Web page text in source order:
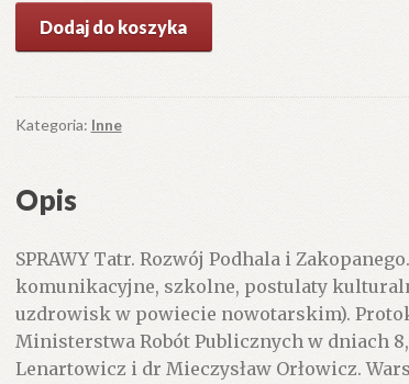
SPRAWY
Rozwój
Podhala
(Ochrona
i
turystyka,
sprawy
komunikacyjne,
szkolne,
Dodaj do koszyka
Kategoria: Inne
Opis
SPRAWY Tatr. Rozwój Podhala i
komunikacyjne, szkolne, postulaty
uzdrowisk w powiecie nowotarskim).
Ministerstwa Robót Publicznych w dniach
Lenartowicz i dr Mieczysław Orłowicz.